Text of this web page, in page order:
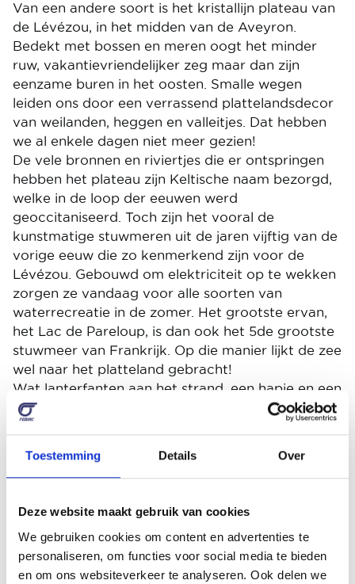
Toestemming Details Over
Deze website maakt gebruik van cookies
We gebruiken cookies om content en advertenties te
personaliseren, om functies voor social media te bieden
en om ons websiteverkeer te analyseren. Ook delen we
Van een andere soort is het kristallijn plateau van
de Lévézou, in het midden van de Aveyron.
Bedekt met bossen en meren oogt het minder
ruw, vakantievriendelijker zeg maar dan zijn
eenzame buren in het oosten. Smalle wegen
leiden ons door een verrassend plattelandsdecor
van weilanden, heggen en valleitjes. Dat hebben
we al enkele dagen niet meer gezien!
De vele bronnen en riviertjes die er ontspringen
hebben het plateau zijn Keltische naam bezorgd,
welke in de loop der eeuwen werd
geoccitaniseerd. Toch zijn het vooral de
kunstmatige stuwmeren uit de jaren vijftig van de
vorige eeuw die zo kenmerkend zijn voor de
Lévézou. Gebouwd om elektriciteit op te wekken
zorgen ze vandaag voor alle soorten van
waterrecreatie in de zomer. Het grootste ervan,
het Lac de Pareloup, is dan ook het 5de grootste
stuwmeer van Frankrijk. Op die manier lijkt de zee
wel naar het platteland gebracht!
Wat lanterfanten aan het strand, een hapje en een
sapje op een zeldzaam restaurantterras, veel
meer valt er niet te beleven in de streek. Des te
tussen de benen. Zo hebben we later op de dag
van ons hotel bijt deze toeristische topper al een
tijdje in de Pirelli’s. Vanop het haarspeldbalkon
van de D995, op de grens van de Aveyron met de
Lozère, genieten we van een eerste